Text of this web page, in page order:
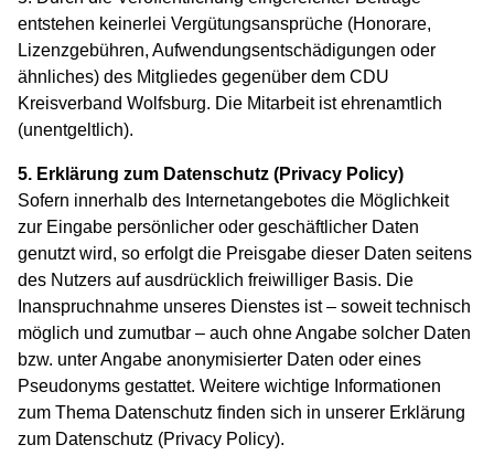
entstehen keinerlei Vergütungsansprüche (Honorare,
Lizenzgebühren, Aufwendungsentschädigungen oder
ähnliches) des Mitgliedes gegenüber dem CDU
Kreisverband Wolfsburg. Die Mitarbeit ist ehrenamtlich
(unentgeltlich).
5. Erklärung zum Datenschutz (Privacy Policy)
Sofern innerhalb des Internetangebotes die Möglichkeit
zur Eingabe persönlicher oder geschäftlicher Daten
genutzt wird, so erfolgt die Preisgabe dieser Daten seitens
des Nutzers auf ausdrücklich freiwilliger Basis. Die
Inanspruchnahme unseres Dienstes ist – soweit technisch
möglich und zumutbar – auch ohne Angabe solcher Daten
bzw. unter Angabe anonymisierter Daten oder eines
Pseudonyms gestattet. Weitere wichtige Informationen
zum Thema Datenschutz finden sich in unserer Erklärung
zum Datenschutz (Privacy Policy).